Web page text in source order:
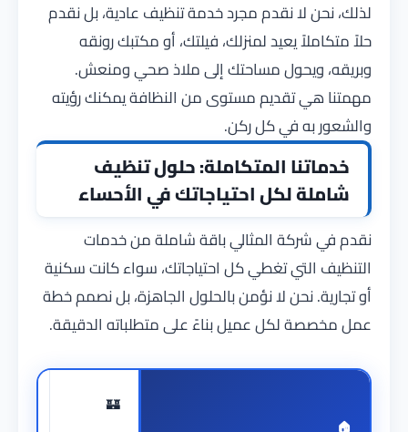
لذلك، نحن لا نقدم مجرد خدمة تنظيف عادية، بل نقدم
حلاً متكاملاً يعيد لمنزلك، فيلتك، أو مكتبك رونقه
وبريقه، ويحول مساحتك إلى ملاذ صحي ومنعش.
مهمتنا هي تقديم مستوى من النظافة يمكنك رؤيته
والشعور به في كل ركن.
خدماتنا المتكاملة: حلول تنظيف
شاملة لكل احتياجاتك في الأحساء
نقدم في شركة المثالي باقة شاملة من خدمات
التنظيف التي تغطي كل احتياجاتك، سواء كانت سكنية
أو تجارية. نحن لا نؤمن بالحلول الجاهزة، بل نصمم خطة
عمل مخصصة لكل عميل بناءً على متطلباته الدقيقة.
🏠
🏰